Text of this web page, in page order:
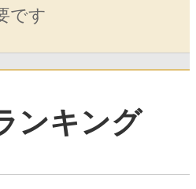
です
ンキング